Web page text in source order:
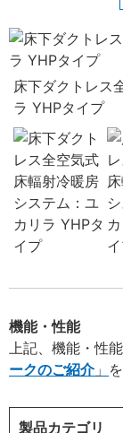
床下ダクトレス
ラ YHPタイプ
機能・性能
上記、機能・性
ークのご紹介
製品カテゴリ